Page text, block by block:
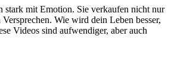
stark mit Emotion. Sie verkaufen nicht nur
Wie wird dein Leben besser,
Videos sind aufwendiger, aber auch